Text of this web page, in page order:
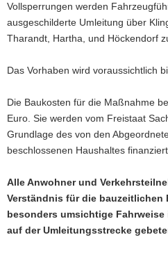
Vollsperrungen werden
ausgeschilderte Umleitung über
Tharandt, Hartha, und Höckendorf
Das Vorhaben wird voraussichtlich
Die Baukosten für die Maßnahme
Euro. Sie werden vom Freistaat
Grundlage des von den
beschlossenen Haushaltes finanziert.
Alle Anwohner und
Verständnis für die bauzeitlichen
besonders umsichtige Fahrweise
auf der Umleitungsstrecke